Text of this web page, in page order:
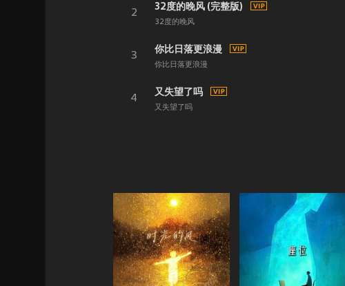
2
32度的晚风 (完整版)
32度的晚风
3
你比日落更浪漫
你比日落更浪漫
4
又失望了吗
又失望了吗